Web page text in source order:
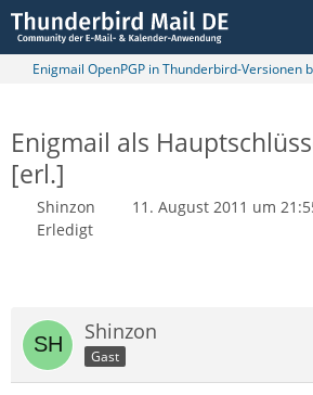
Enigmail OpenPGP in Thunderbird-Versionen
Enigmail als
[erl.]
Shinzon 11. August 2011 um
Erledigt
Shinzon
Gast